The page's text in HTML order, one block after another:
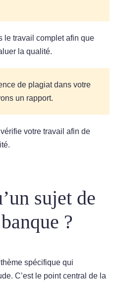
le travail complet afin que
la qualité.
de plagiat dans votre
un rapport.
votre travail afin de
sujet de
?
spécifique qui
C’est le point central de la